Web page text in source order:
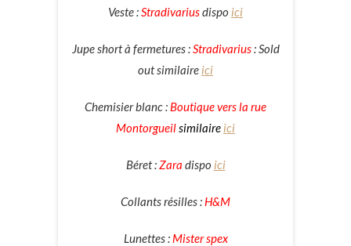
Veste :Stradivariusdispo ici
Jupe short à fermetures :Stradivarius: Sold
out similaire ici
Chemisier blanc : Boutique vers la rue
Montorgueilsimilaire ici
Béret :Zara dispo ici
Collants résilles : H&M
Lunettes : Mister spex